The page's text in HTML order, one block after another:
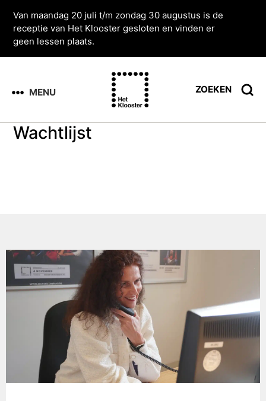
Van maandag 20 juli t/m zondag 30 augustus is de
receptie van Het Klooster gesloten en vinden er
geen lessen plaats.
MENU ZOEKEN
Wachtlijst